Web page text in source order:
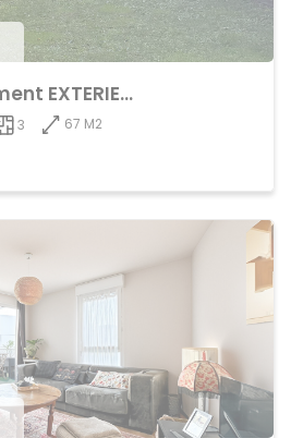
Achat Appartement EXTERIEUR
3
67 M2